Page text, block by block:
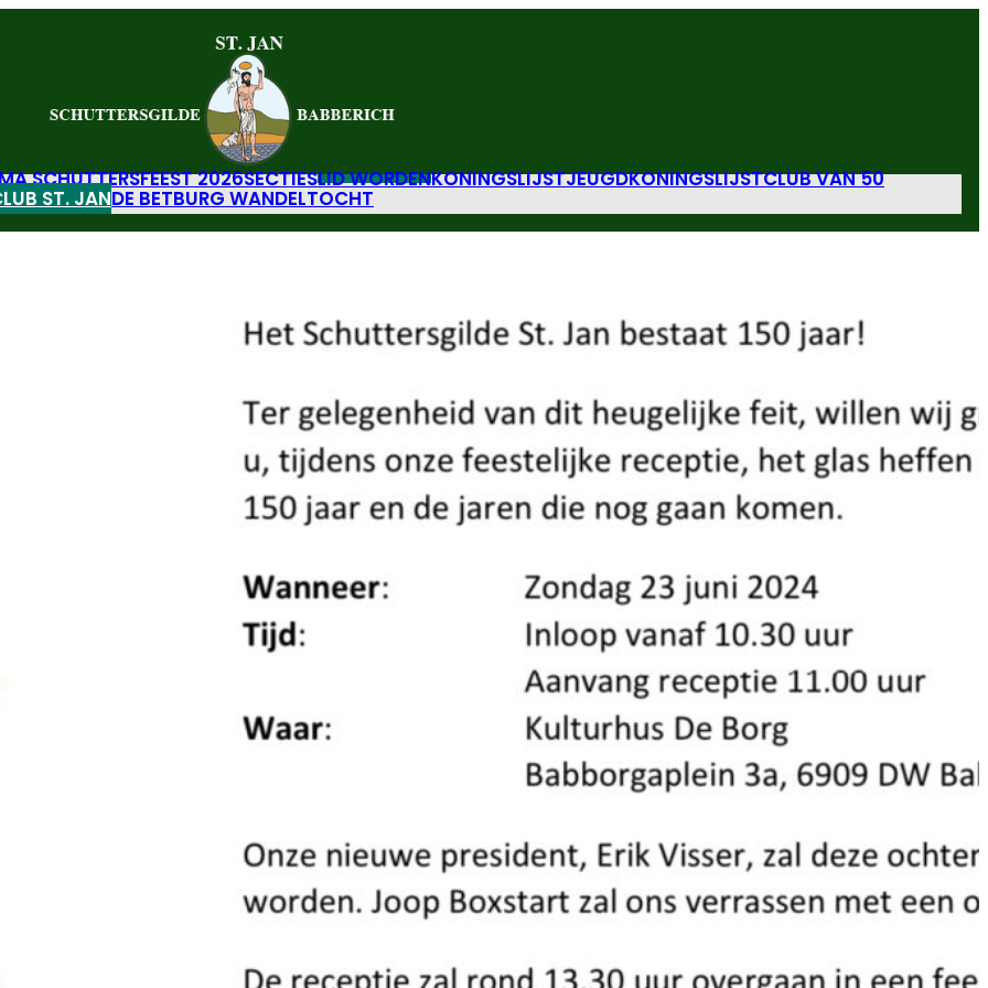
SCHUTTERSFEEST 2026SECTIESLID WORDENKONINGSLIJSTJEUGDKONINGSLIJSTCLUB VAN 50
ST. JANDE BETBURG WANDELTOCHT